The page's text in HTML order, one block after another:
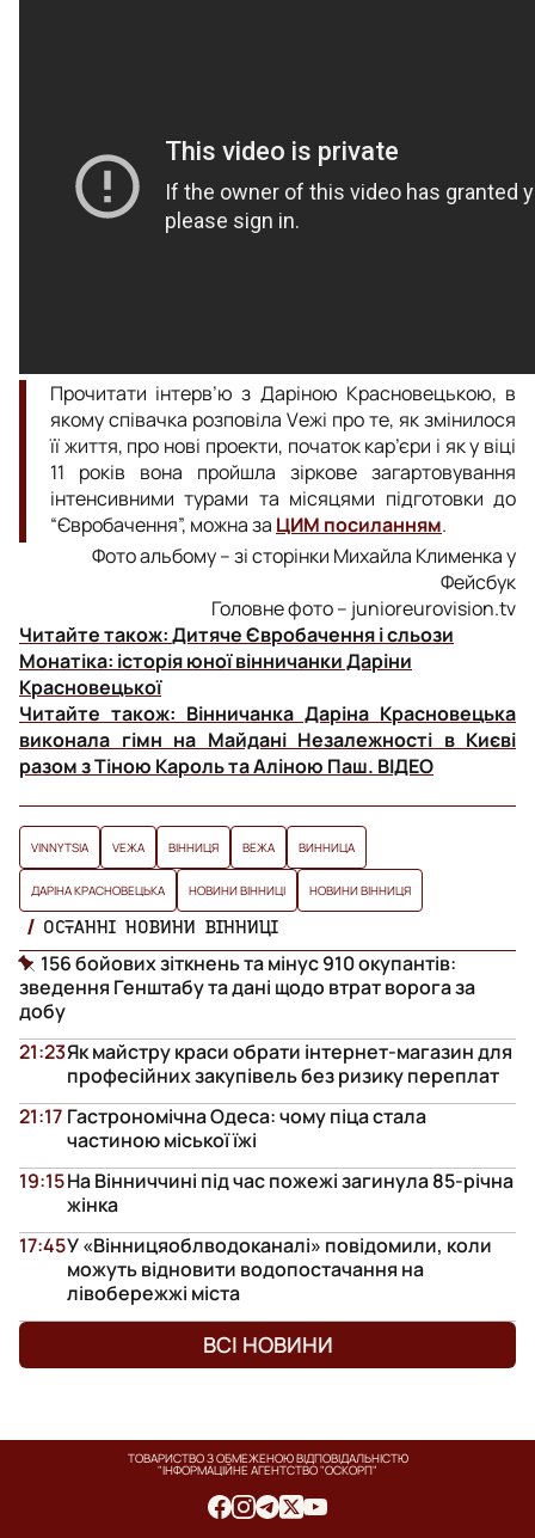
Прочитати інтерв’ю з Даріною Красновецькою, в
якому співачка розповіла Vежі про те, як змінилося
її життя, про нові проекти, початок кар’єри і як у віці
11 років вона пройшла зіркове загартовування
інтенсивними турами та місяцями підготовки до
“Євробачення”, можна за ЦИМ посиланням.
Фото альбому – зі сторінки Михайла Клименка у
Фейсбук
Головне фото – junioreurovision.tv
Читайте також:Дитяче Євробачення і сльози
Монатіка: історія юної вінничанки Даріни
Красновецької
Читайте також: Вінничанка Даріна Красновецька
виконала гімн на Майдані Незалежності в Києві
разом з Тіною Кароль та Аліною Паш. ВІДЕО
VINNYTSIA VЕЖА ВІННИЦЯ ВЕЖА ВИННИЦА
ДАРІНА КРАСНОВЕЦЬКА НОВИНИ ВІННИЦІ НОВИНИ ВІННИЦЯ
ОСТАННІ НОВИНИ ВІННИЦІ
156 бойових зіткнень та мінус 910 окупантів:
зведення Генштабу та дані щодо втрат ворога за
добу
Як майстру краси обрати інтернет-магазин для
професійних закупівель без ризику переплат
21:23
Гастрономічна Одеса: чому піца стала
частиною міської їжі
21:17
На Вінниччині під час пожежі загинула 85-річна
жінка
19:15
У «Вінницяоблводоканалі» повідомили, коли
можуть відновити водопостачання на
лівобережжі міста
17:45
ВСІ НОВИНИ
ТОВАРИСТВО З ОБМЕЖЕНОЮ ВІДПОВІДАЛЬНІСТЮ
"ІНФОРМАЦІЙНЕ АГЕНТСТВО "ОСКОРП"